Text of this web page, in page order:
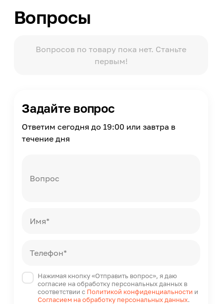
Вопросы
Вопросов по товару пока нет. Станьте
первым!
Задайте вопрос
Ответим сегодня до 19:00 или завтра в
течение дня
Вопрос
Имя*
Телефон*
Нажимая кнопку «Отправить вопрос», я даю
согласие на обработку персональных данных в
соответствии с Политикой конфиденциальности и
Согласием на обработку персональных данных.